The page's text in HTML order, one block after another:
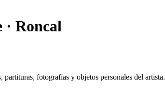
Roncal
fotografías y objetos personales del artista.